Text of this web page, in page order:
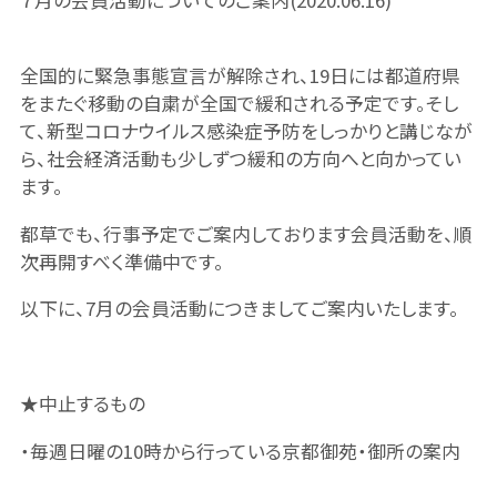
全国的に緊急事態宣言が解除され、19日には都道府県
をまたぐ移動の自粛が全国で緩和される予定です。そし
て、新型コロナウイルス感染症予防をしっかりと講じなが
ら、社会経済活動も少しずつ緩和の方向へと向かってい
ます。
都草でも、行事予定でご案内しております会員活動を、順
次再開すべく準備中です。
以下に、7月の会員活動につきましてご案内いたします。
★中止するもの
・毎週日曜の10時から行っている京都御苑・御所の案内